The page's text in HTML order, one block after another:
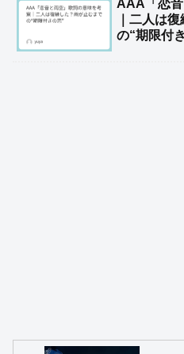
AAA「恋
｜二人は
の“期限付